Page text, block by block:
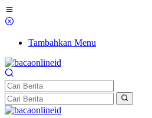
Tambahkan Menu